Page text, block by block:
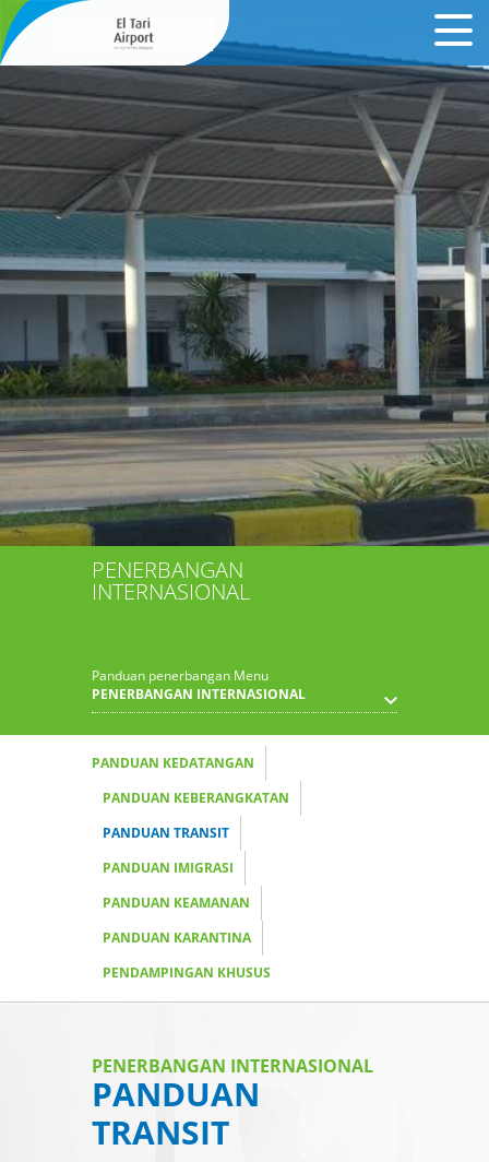
PENERBANGAN
INTERNASIONAL
Panduan penerbangan Menu
PENERBANGAN INTERNASIONAL
PANDUAN KEDATANGAN
PANDUAN KEBERANGKATAN
PANDUAN TRANSIT
PANDUAN IMIGRASI
PANDUAN KEAMANAN
PANDUAN KARANTINA
PENDAMPINGAN KHUSUS
PENERBANGAN INTERNASIONAL
PANDUAN
TRANSIT